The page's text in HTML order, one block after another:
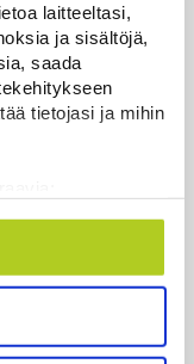
laitteeltasi,
ja sisältöjä,
saada
tietojasi ja mihin
sijainnistasi,
ja miten
ja Uuteen-
–